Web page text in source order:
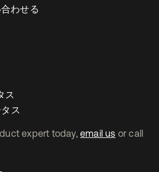
expert today, email us or call
わせる
ス
ス